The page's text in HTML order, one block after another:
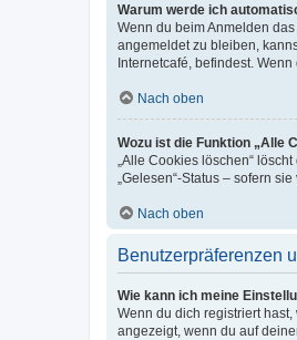
Warum werde ich
Wenn du beim Anmelden
angemeldet zu bleiben,
Internetcafé, befindest.
Nach oben
Wozu ist die Funktion „Alle
„Alle Cookies löschen“
„Gelesen“-Status – sofern
Nach oben
Benutzerpräferenzen
Wie kann ich meine
Wenn du dich registriert
angezeigt, wenn du auf